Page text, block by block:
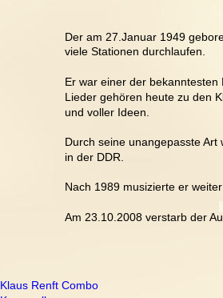
Der am 27.Januar 1949
viele Stationen durchlaufen.
Er war einer der
Lieder gehören heute zu den
und voller Ideen.
Durch seine unangepasste
in der DDR.
Nach 1989 musizierte er
Am 23.10.2008 verstarb der
Klaus Renft Combo